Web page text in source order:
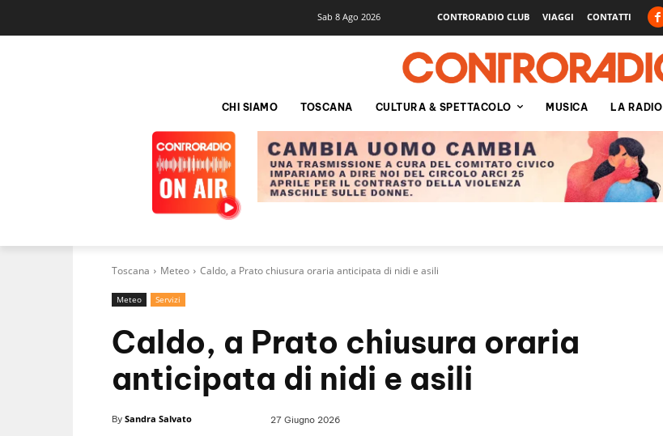
Sab 8 Ago 2026 CONTRORADIO CLUB VIAGGI CONTATTI
CHI SIAMO TOSCANA CULTURA & SPETTACOLO MUSICA LA RADIO
Toscana Meteo Caldo, a Prato chiusura oraria anticipata di nidi e asili
Meteo Servizi
Caldo, a Prato chiusura oraria
anticipata di nidi e asili
By Sandra Salvato 27 Giugno 2026